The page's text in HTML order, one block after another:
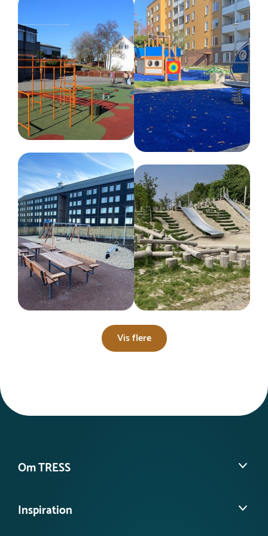
Vis flere
Om TRESS
Vores historie
Inspiration